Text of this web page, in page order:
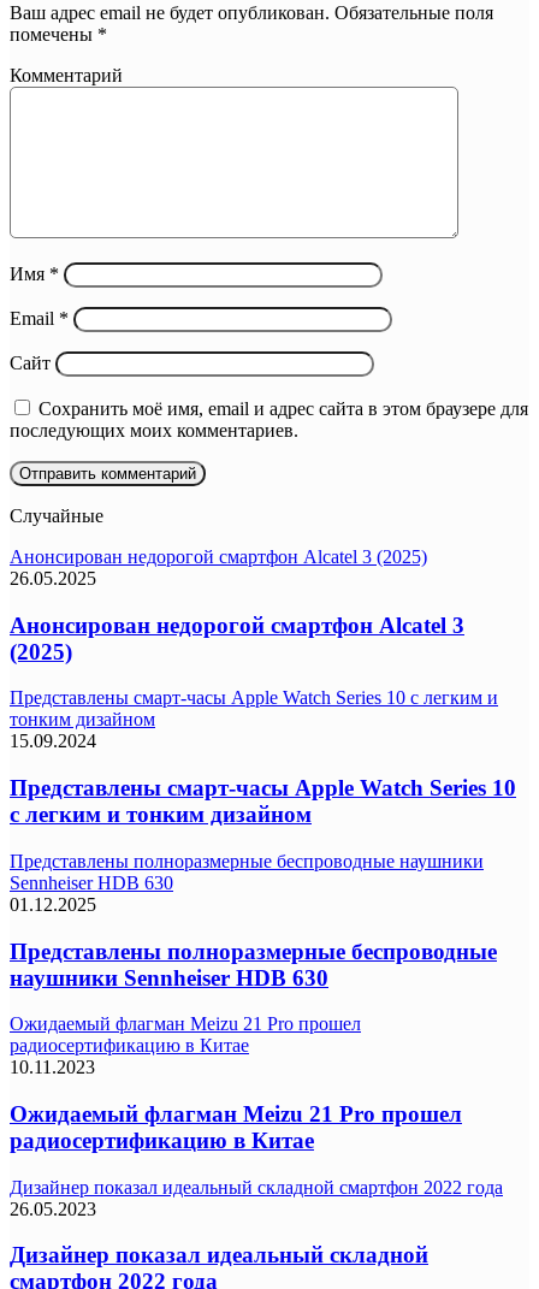
Ваш адрес email не будет опубликован. Обязательные поля
помечены *
Комментарий
Имя *
Email *
Сайт
Сохранить моё имя, email и адрес сайта в этом браузере для
последующих моих комментариев.
Случайные
Анонсирован недорогой смартфон Alcatel 3 (2025)
26.05.2025
Анонсирован недорогой смартфон Alcatel 3
(2025)
Представлены смарт-часы Apple Watch Series 10 с легким и
тонким дизайном
15.09.2024
Представлены смарт-часы Apple Watch Series 10
с легким и тонким дизайном
Представлены полноразмерные беспроводные наушники
Sennheiser HDB 630
01.12.2025
Представлены полноразмерные беспроводные
наушники Sennheiser HDB 630
Ожидаемый флагман Meizu 21 Pro прошел
радиосертификацию в Китае
10.11.2023
Ожидаемый флагман Meizu 21 Pro прошел
радиосертификацию в Китае
Дизайнер показал идеальный складной смартфон 2022 года
26.05.2023
Дизайнер показал идеальный складной
смартфон 2022 года